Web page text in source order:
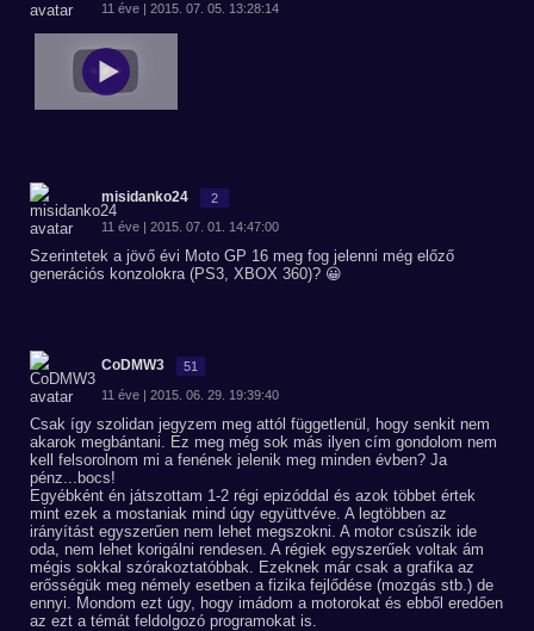
11 éve | 2015. 07. 05. 13:28:14
misidanko24 2
11 éve | 2015. 07. 01. 14:47:00
Szerintetek a jövő évi Moto GP 16 meg fog jelenni még előző
generációs konzolokra (PS3, XBOX 360)? 😀
CoDMW3 51
11 éve | 2015. 06. 29. 19:39:40
Csak így szolidan jegyzem meg attól függetlenül, hogy senkit nem
akarok megbántani. Ez meg még sok más ilyen cím gondolom nem
kell felsorolnom mi a fenének jelenik meg minden évben? Ja
pénz...bocs!
Egyébként én játszottam 1-2 régi epizóddal és azok többet értek
mint ezek a mostaniak mind úgy együttvéve. A legtöbben az
irányítást egyszerűen nem lehet megszokni. A motor csúszik ide
oda, nem lehet korigálni rendesen. A régiek egyszerűek voltak ám
mégis sokkal szórakoztatóbbak. Ezeknek már csak a grafika az
erősségük meg némely esetben a fizika fejlődése (mozgás stb.) de
ennyi. Mondom ezt úgy, hogy imádom a motorokat és ebből eredően
az ezt a témát feldolgozó programokat is.